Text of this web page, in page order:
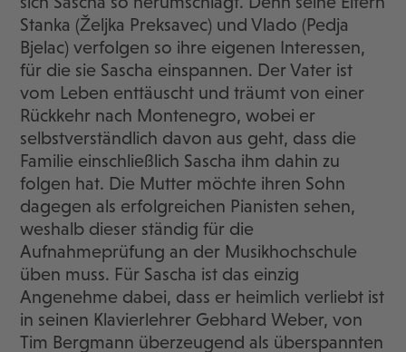
Stanka (Željka Preksavec) und Vlado (Pedja
Bjelac) verfolgen so ihre eigenen Interessen,
für die sie Sascha einspannen. Der Vater ist
vom Leben enttäuscht und träumt von einer
Rückkehr nach Montenegro, wobei er
selbstverständlich davon aus geht, dass die
Familie einschließlich Sascha ihm dahin zu
folgen hat. Die Mutter möchte ihren Sohn
dagegen als erfolgreichen Pianisten sehen,
weshalb dieser ständig für die
Aufnahmeprüfung an der Musikhochschule
üben muss. Für Sascha ist das einzig
Angenehme dabei, dass er heimlich verliebt ist
in seinen Klavierlehrer Gebhard Weber, von
Tim Bergmann überzeugend als überspannten